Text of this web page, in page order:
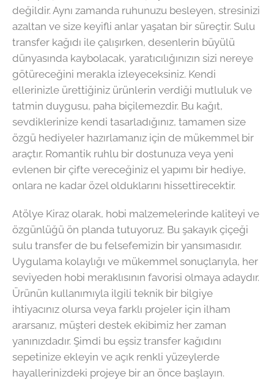
değildir. Aynı zamanda ruhunuzu besleyen, stresinizi
azaltan ve size keyifli anlar yaşatan bir süreçtir. Sulu
transfer kağıdı ile çalışırken, desenlerin büyülü
dünyasında kaybolacak, yaratıcılığınızın sizi nereye
götüreceğini merakla izleyeceksiniz. Kendi
ellerinizle ürettiğiniz ürünlerin verdiği mutluluk ve
tatmin duygusu, paha biçilemezdir. Bu kağıt,
sevdiklerinize kendi tasarladığınız, tamamen size
özgü hediyeler hazırlamanız için de mükemmel bir
araçtır. Romantik ruhlu bir dostunuza veya yeni
evlenen bir çifte vereceğiniz el yapımı bir hediye,
onlara ne kadar özel olduklarını hissettirecektir.
Atölye Kiraz olarak, hobi malzemelerinde kaliteyi ve
özgünlüğü ön planda tutuyoruz. Bu şakayık çiçeği
sulu transfer de bu felsefemizin bir yansımasıdır.
Uygulama kolaylığı ve mükemmel sonuçlarıyla, her
seviyeden hobi meraklısının favorisi olmaya adaydır.
Ürünün kullanımıyla ilgili teknik bir bilgiye
ihtiyacınız olursa veya farklı projeler için ilham
ararsanız, müşteri destek ekibimiz her zaman
yanınızdadır. Şimdi bu eşsiz transfer kağıdını
sepetinize ekleyin ve açık renkli yüzeylerde
hayallerinizdeki projeye bir an önce başlayın.